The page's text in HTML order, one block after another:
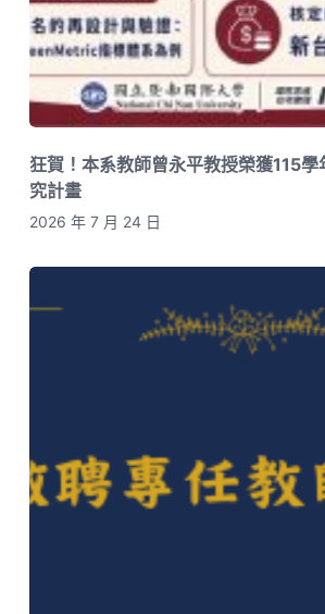
狂賀！本系教師曾永平教授榮獲115
究計畫
2026 年 7 月 24 日